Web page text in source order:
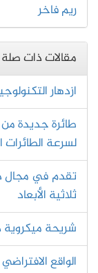
ريم فاخر
مقالات ذات صلة
ازدهار
طائرة جديدة
لسرعة الطائرات
تقدم في مجال
ثلاثية الأبعاد
شريحة ميكروية
الواقع